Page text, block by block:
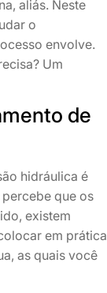
aliás. Neste
o
envolve.
Um
de
hidráulica é
que os
existem
em prática
as quais você